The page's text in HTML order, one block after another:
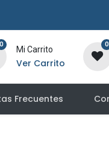
0
Mi Carrito
Ver Carrito
0
Frecuentes